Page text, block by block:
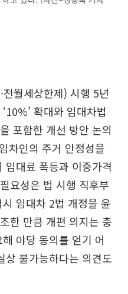
월세상한제) 시행 5년
확대와 임대차법
포함한 개선 방안 논의
차인의 주거 안정성을
임대료 폭등과 이중가격
요성은 법 시행 직후부
임대차 2법 개정을 윤
한 만큼 개편 의지는 충
야당 동의를 얻기 어
상 불가능하다는 의견도